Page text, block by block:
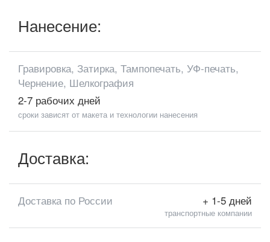
Нанесение:
Гравировка, Затирка, Тампопечать, УФ-печать,
Чернение, Шелкография
2-7 рабочих дней
сроки зависят от макета и технологии нанесения
Доставка:
Доставка по России + 1-5 дней
транспортные компании